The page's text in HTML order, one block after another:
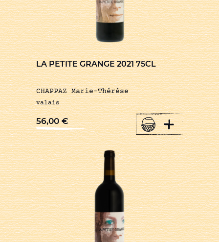
LA PETITE GRANGE 2021 75CL
CHAPPAZ Marie-Thérèse
valais
56,00€ +